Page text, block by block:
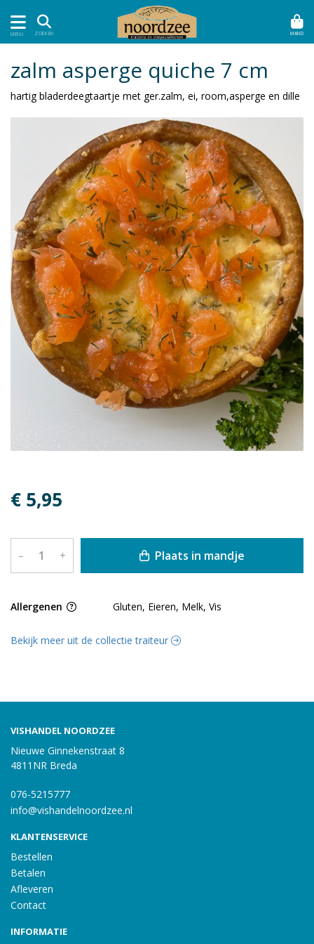
MENU ZOEKEN MAND
zalm asperge quiche 7 cm
hartig bladerdeegtaartje met ger.zalm, ei, room,asperge en dille
€ 5,95
– + Plaats in mandje
Allergenen Gluten, Eieren, Melk, Vis
Bekijk meer uit de collectie traiteur
VISHANDEL NOORDZEE
Nieuwe Ginnekenstraat 8
4811NR Breda
076-5215777
info@vishandelnoordzee.nl
KLANTENSERVICE
Bestellen
Betalen
Afleveren
Contact
INFORMATIE